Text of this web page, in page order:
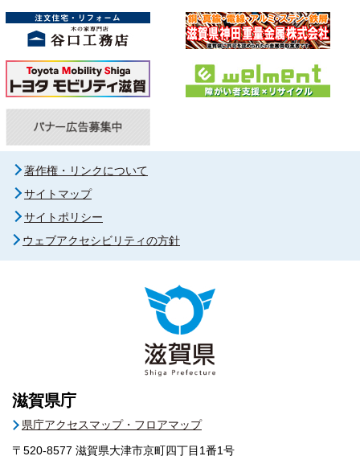
著作権・リンクについて
サイトマップ
サイトポリシー
ウェブアクセシビリティの方針
滋賀県庁
県庁アクセスマップ・フロアマップ
〒520-8577 滋賀県大津市京町四丁目1番1号